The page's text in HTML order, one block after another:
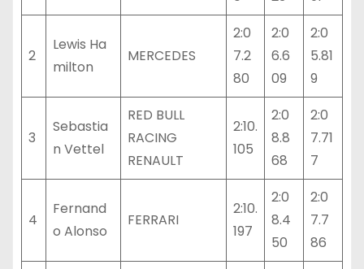
2
Lewis Ha
milton
MERCEDES
2:0
7.2
80
2:0
6.6
09
2:0
5.81
9
3
Sebastia
n Vettel
RED BULL
RACING
RENAULT
2:10.
105
2:0
8.8
68
2:0
7.71
7
4
Fernand
o Alonso
FERRARI
2:10.
197
2:0
8.4
50
2:0
7.7
86